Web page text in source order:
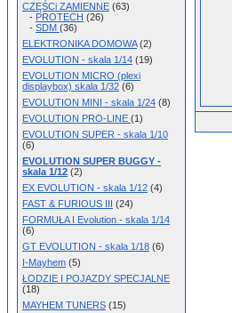
CZĘŚCi ZAMIENNE (63)
- PROTECH (26)
- SDM (36)
ELEKTRONIKA DOMOWA(2)
EVOLUTION - skala 1/14 (19)
EVOLUTION MICRO (plexi
displaybox) skala 1/32 (6)
EVOLUTION MINI - skala 1/24 (8)
EVOLUTION PRO-LINE (1)
EVOLUTION SUPER - skala 1/10
(6)
EVOLUTION SUPER BUGGY -
skala 1/12 (2)
EX EVOLUTION - skala 1/12 (4)
FAST & FURIOUS III (24)
FORMUŁA I Evolution - skala 1/14
(6)
GT EVOLUTION - skala 1/18 (6)
I-Mayhem (5)
ŁODZIE I POJAZDY SPECJALNE
(18)
MAYHEM TUNERS (15)